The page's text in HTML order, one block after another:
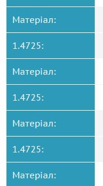
Матеріал:
1.4725:
Матеріал:
1.4725:
Матеріал:
1.4725:
Матеріал: